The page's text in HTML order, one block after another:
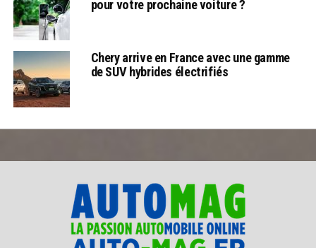
pour votre prochaine voiture ?
Chery arrive en France avec une gamme
de SUV hybrides électrifiés